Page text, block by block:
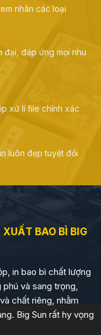
nhãn các loại
đại, đáp ứng mọi nhu
xử lí file chính xác
luôn đẹp tuyệt đối
BAO BÌ BIG
in bao bì chất lượng
và sang trọng,
chất riêng, nhằm
Big Sun rất hy vọng